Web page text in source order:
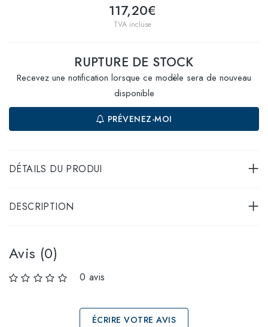
117,20€
TVA incluse
RUPTURE DE STOCK
Recevez une notification lorsque ce modèle sera de nouveau
disponible
PRÉVENEZ-MOI
DÉTAILS DU PRODUI
DESCRIPTION
Avis (0)
0 avis
ÉCRIRE VOTRE AVIS